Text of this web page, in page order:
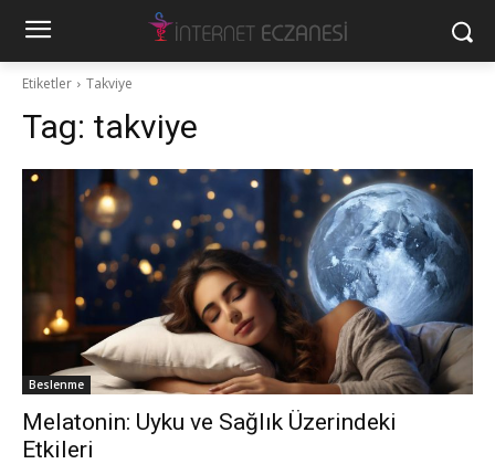
Etiketler Takviye
Tag: takviye
Beslenme
Melatonin: Uyku ve Sağlık Üzerindeki
Etkileri